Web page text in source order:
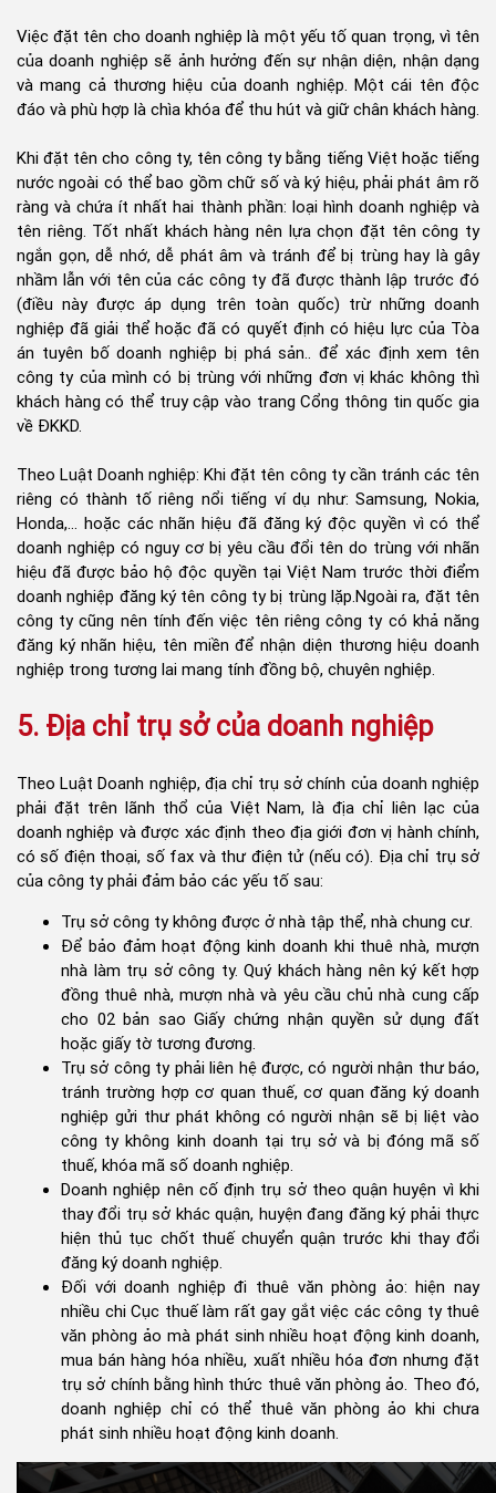
Việc đặt tên cho doanh nghiệp là một yếu tố quan trọng, vì tên
của doanh nghiệp sẽ ảnh hưởng đến sự nhận diện, nhận dạng
và mang cả thương hiệu của doanh nghiệp. Một cái tên độc
đáo và phù hợp là chìa khóa để thu hút và giữ chân khách hàng.
Khi đặt tên cho công ty, tên công ty bằng tiếng Việt hoặc tiếng
nước ngoài có thể bao gồm chữ số và ký hiệu, phải phát âm rõ
ràng và chứa ít nhất hai thành phần: loại hình doanh nghiệp và
tên riêng. Tốt nhất khách hàng nên lựa chọn đặt tên công ty
ngắn gọn, dễ nhớ, dễ phát âm và tránh để bị trùng hay là gây
nhầm lẫn với tên của các công ty đã được thành lập trước đó
(điều này được áp dụng trên toàn quốc) trừ những doanh
nghiệp đã giải thể hoặc đã có quyết định có hiệu lực của Tòa
án tuyên bố doanh nghiệp bị phá sản.. để xác định xem tên
công ty của mình có bị trùng với những đơn vị khác không thì
khách hàng có thể truy cập vào trang Cổng thông tin quốc gia
về ĐKKD.
Theo Luật Doanh nghiệp: Khi đặt tên công ty cần tránh các tên
riêng có thành tố riêng nổi tiếng ví dụ như: Samsung, Nokia,
Honda,… hoặc các nhãn hiệu đã đăng ký độc quyền vì có thể
doanh nghiệp có nguy cơ bị yêu cầu đổi tên do trùng với nhãn
hiệu đã được bảo hộ độc quyền tại Việt Nam trước thời điểm
doanh nghiệp đăng ký tên công ty bị trùng lặp.Ngoài ra, đặt tên
công ty cũng nên tính đến việc tên riêng công ty có khả năng
đăng ký nhãn hiệu, tên miền để nhận diện thương hiệu doanh
nghiệp trong tương lai mang tính đồng bộ, chuyên nghiệp.
5. Địa chỉ trụ sở của doanh nghiệp
Theo Luật Doanh nghiệp, địa chỉ trụ sở chính của doanh nghiệp
phải đặt trên lãnh thổ của Việt Nam, là địa chỉ liên lạc của
doanh nghiệp và được xác định theo địa giới đơn vị hành chính,
có số điện thoại, số fax và thư điện tử (nếu có). Địa chỉ trụ sở
của công ty phải đảm bảo các yếu tố sau:
Trụ sở công ty không được ở nhà tập thể, nhà chung cư.
Để bảo đảm hoạt động kinh doanh khi thuê nhà, mượn
nhà làm trụ sở công ty. Quý khách hàng nên ký kết hợp
đồng thuê nhà, mượn nhà và yêu cầu chủ nhà cung cấp
cho 02 bản sao Giấy chứng nhận quyền sử dụng đất
hoặc giấy tờ tương đương.
Trụ sở công ty phải liên hệ được, có người nhận thư báo,
tránh trường hợp cơ quan thuế, cơ quan đăng ký doanh
nghiệp gửi thư phát không có người nhận sẽ bị liệt vào
công ty không kinh doanh tại trụ sở và bị đóng mã số
thuế, khóa mã số doanh nghiệp.
Doanh nghiệp nên cố định trụ sở theo quận huyện vì khi
thay đổi trụ sở khác quận, huyện đang đăng ký phải thực
hiện thủ tục chốt thuế chuyển quận trước khi thay đổi
đăng ký doanh nghiệp.
Đối với doanh nghiệp đi thuê văn phòng ảo: hiện nay
nhiều chi Cục thuế làm rất gay gắt việc các công ty thuê
văn phòng ảo mà phát sinh nhiều hoạt động kinh doanh,
mua bán hàng hóa nhiều, xuất nhiều hóa đơn nhưng đặt
trụ sở chính bằng hình thức thuê văn phòng ảo. Theo đó,
doanh nghiệp chỉ có thể thuê văn phòng ảo khi chưa
phát sinh nhiều hoạt động kinh doanh.